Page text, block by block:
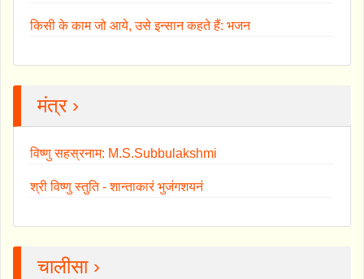
किसी के काम जो आये, उसे इन्सान कहते हैं: भजन
मंत्र ›
विष्णु सहस्रनाम: M.S.Subbulakshmi
श्री विष्णु स्तुति - शान्ताकारं भुजंगशयनं
चालीसा ›